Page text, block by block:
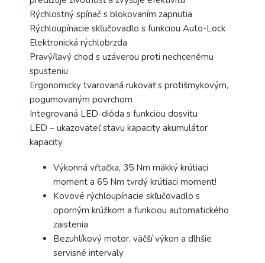
Rýchlostný spínač s blokovaním zapnutia
Rýchloupínacie skľučovadlo s funkciou Auto-Lock
Elektronická rýchlobrzda
Pravý/ľavý chod s uzáverou proti nechcenému
spusteniu
Ergonomicky tvarovaná rukoväť s protišmykovým,
pogumovaným povrchom
Integrovaná LED-dióda s funkciou dosvitu
LED – ukazovateľ stavu kapacity akumulátor
kapacity
Výkonná vŕtačka, 35 Nm mäkký krútiaci
moment a 65 Nm tvrdý krútiaci moment!
Kovové rýchloupínacie skľučovadlo s
oporným krúžkom a funkciou automatického
zaistenia
Bezuhlíkový motor, väčší výkon a dlhšie
servisné intervaly